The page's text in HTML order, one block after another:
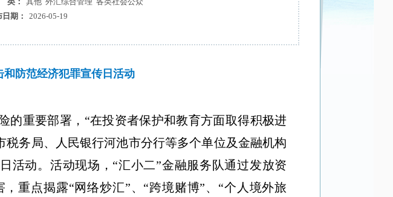
期：
2026-05-19
和防范经济犯罪宣传日活动
的重要部署，“在投资者保护和教育方面取得积极进
税务局、人民银行河池市分行等多个单位及金融机构
活动。活动现场，“汇小二”金融服务队通过发放资
重点揭露“网络炒汇”、“跨境赌博”、“个人境外旅